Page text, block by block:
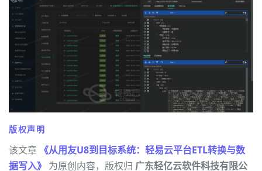
版权声明
该文章 《从用友U8到目标系统：轻易云平台ETL转换与数
据写入》 为原创内容，版权归 广东轻亿云软件科技有限公